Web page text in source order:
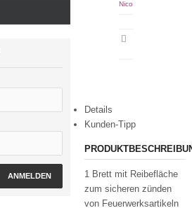
Nico
Details
Kunden-Tipp
1 Brett mit Reibefläche
zum sicheren zünden
von Feuerwerksartikeln
ANMELDEN